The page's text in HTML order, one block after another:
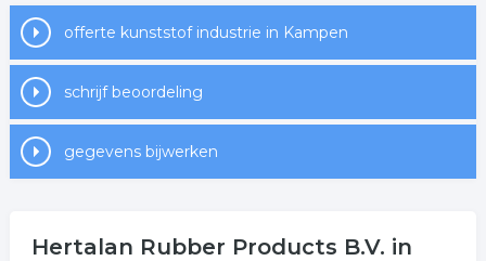
offerte kunststof industrie in Kampen
schrijf beoordeling
gegevens bijwerken
Hertalan Rubber Products B.V. in